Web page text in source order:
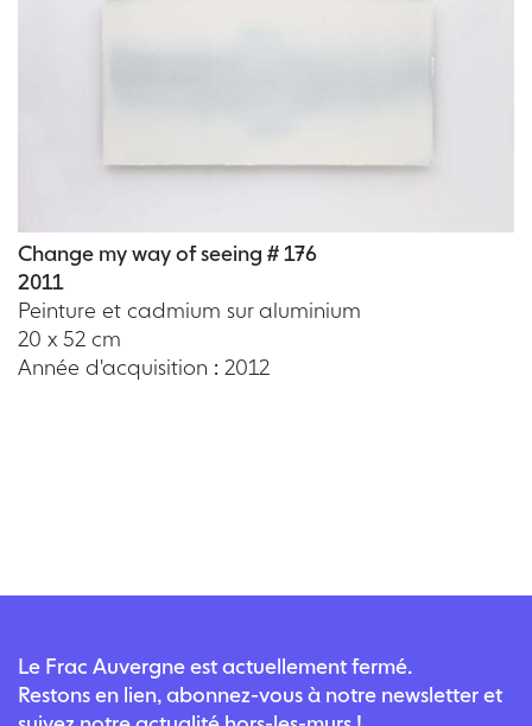
Change my way of seeing # 176
2011
Peinture et cadmium sur aluminium
20 x 52 cm
Année d'acquisition : 2012
Le Frac Auvergne est actuellement fermé.
Restons en lien, abonnez-vous à notre newsletter et